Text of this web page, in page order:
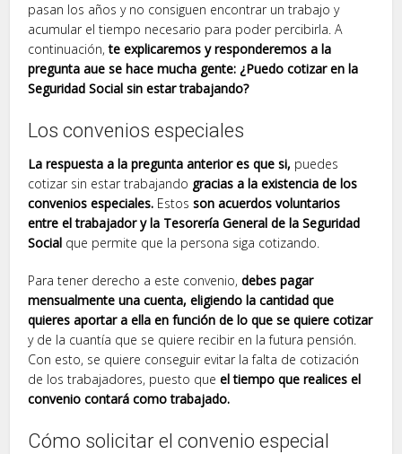
pasan los años y no consiguen encontrar un trabajo y
acumular el tiempo necesario para poder percibirla. A
continuación,te explicaremos y responderemos a la
pregunta aue se hace mucha gente: ¿Puedo cotizar en la
Seguridad Social sin estar trabajando?
Los convenios especiales
La respuesta a la pregunta anterior es que si, puedes
cotizar sin estar trabajando gracias a la existencia de los
convenios especiales. Estosson acuerdos voluntarios
entre el trabajador y la Tesorería General de la Seguridad
Social que permite que la persona siga cotizando.
Para tener derecho a este convenio,debes pagar
mensualmente una cuenta, eligiendo la cantidad que
quieres aportar a ella en función de lo que se quiere cotizar
y de la cuantía que se quiere recibir en la futura pensión.
Con esto, se quiere conseguir evitar la falta de cotización
de los trabajadores, puesto queel tiempo que realices el
convenio contará como trabajado.
Cómo solicitar el convenio especial